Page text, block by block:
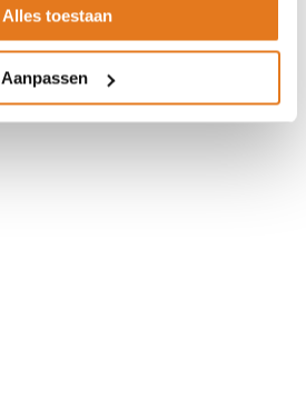
Alles toestaan
Aanpassen